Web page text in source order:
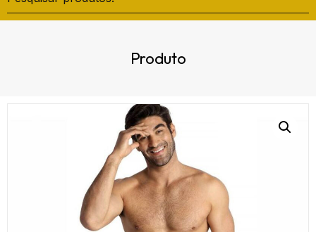
Produto